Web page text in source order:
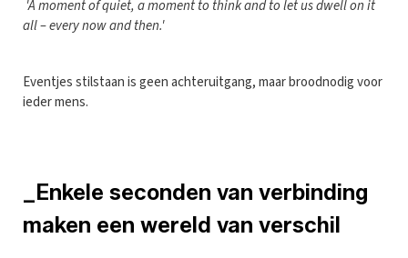
'A moment of quiet, a moment to think and to let us dwell on it
all – every now and then.'
Eventjes stilstaan is geen achteruitgang, maar broodnodig voor
ieder mens.
_Enkele seconden van verbinding
maken een wereld van verschil